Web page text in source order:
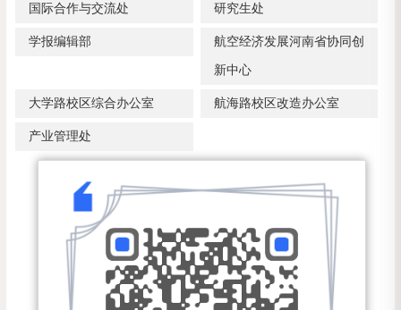
国际合作与交流处 研究生处
学报编辑部
航空经济发展河南省协同创
新中心
大学路校区综合办公室 航海路校区改造办公室
产业管理处